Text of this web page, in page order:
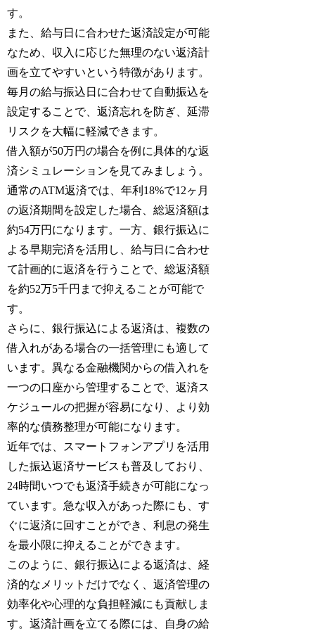
す。
また、給与日に合わせた返済設定が可能
なため、収入に応じた無理のない返済計
画を立てやすいという特徴があります。
毎月の給与振込日に合わせて自動振込を
設定することで、返済忘れを防ぎ、延滞
リスクを大幅に軽減できます。
借入額が50万円の場合を例に具体的な返
済シミュレーションを見てみましょう。
通常のATM返済では、年利18%で12ヶ月
の返済期間を設定した場合、総返済額は
約54万円になります。一方、銀行振込に
よる早期完済を活用し、給与日に合わせ
て計画的に返済を行うことで、総返済額
を約52万5千円まで抑えることが可能で
す。
さらに、銀行振込による返済は、複数の
借入れがある場合の一括管理にも適して
います。異なる金融機関からの借入れを
一つの口座から管理することで、返済ス
ケジュールの把握が容易になり、より効
率的な債務整理が可能になります。
近年では、スマートフォンアプリを活用
した振込返済サービスも普及しており、
24時間いつでも返済手続きが可能になっ
ています。急な収入があった際にも、す
ぐに返済に回すことができ、利息の発生
を最小限に抑えることができます。
このように、銀行振込による返済は、経
済的なメリットだけでなく、返済管理の
効率化や心理的な負担軽減にも貢献しま
す。返済計画を立てる際には、自身の給